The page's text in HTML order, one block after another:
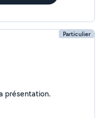
Particulier
Je n'ai pas encore renseigné ma présentation.